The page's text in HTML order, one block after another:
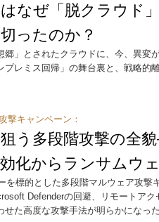
なぜ「脱クラウド
ったのか？
郷」とされたクラウドに、今、異変
レミス回帰」の舞台裏と、戦略的
撃キャンペーン：
う多段階攻撃の全
化からランサムウ
を標的とした多段階マルウェア攻撃
Defenderの回避、リモートア
た高度な攻撃手法が明らかになっ